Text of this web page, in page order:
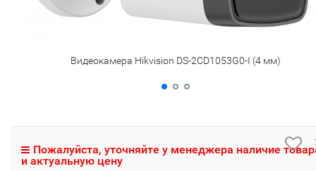
Видеокамера Hikvision DS-2CD1053G0-I (4 мм)
Пожалуйста, уточняйте у менеджера наличие
и актуальную цену